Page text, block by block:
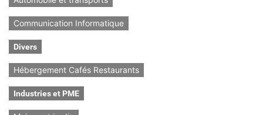
Communication Informatique
Divers
Hébergement Cafés Restaurants
Industries et PME